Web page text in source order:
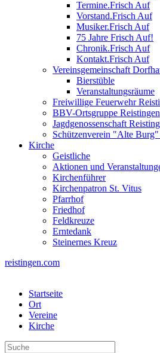
Termine.Frisch Auf
Vorstand.Frisch Auf
Musiker.Frisch Auf
75 Jahre Frisch Auf!
Chronik.Frisch Auf
Kontakt.Frisch Auf
Vereinsgemeinschaft
Bierstüble
Veranstaltungsräume
Freiwillige Feuerwehr
BBV-Ortsgruppe Reistingen
Jagdgenossenschaft
Schützenverein "Alte Burg"
Kirche
Geistliche
Aktionen und
Kirchenführer
Kirchenpatron St. Vitus
Pfarrhof
Friedhof
Feldkreuze
Erntedank
Steinernes Kreuz
reistingen.com
Startseite
Ort
Vereine
Kirche